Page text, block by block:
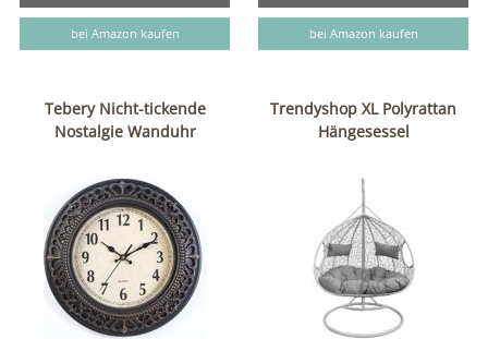
bei Amazon kaufen bei Amazon kaufen
Tebery Nicht-tickende
Nostalgie Wanduhr
Trendyshop XL Polyrattan
Hängesessel